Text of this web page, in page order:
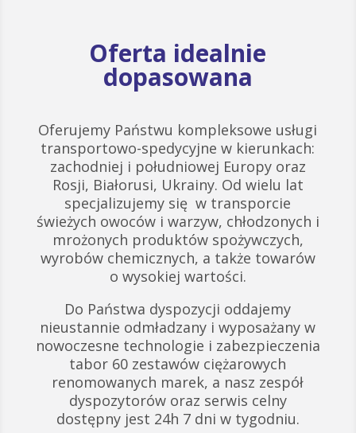
Oferta idealnie
dopasowana
Oferujemy Państwu kompleksowe usługi
transportowo-spedycyjne w kierunkach:
zachodniej i południowej Europy oraz
Rosji, Białorusi, Ukrainy. Od wielu lat
specjalizujemy się w transporcie
świeżych owoców i warzyw, chłodzonych i
mrożonych produktów spożywczych,
wyrobów chemicznych, a także towarów
o wysokiej wartości.
Do Państwa dyspozycji oddajemy
nieustannie odmładzany i wyposażany w
nowoczesne technologie i zabezpieczenia
tabor 60 zestawów ciężarowych
renomowanych marek, a nasz zespół
dyspozytorów oraz serwis celny
dostępny jest 24h 7 dni w tygodniu.